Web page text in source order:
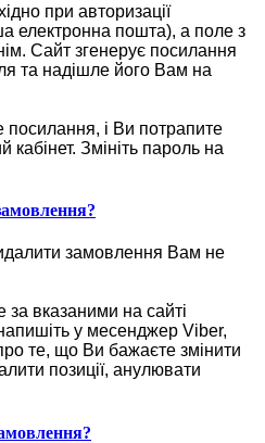
при авторизації
електронна пошта), а поле з
Сайт згенерує посилання
та надішле його Вам на
посилання, і Ви потрапите
кабінет. Змініть пароль на
замовлення Вам не
за вказаними на сайті
у месенджер Viber,
те, що Ви бажаєте змінити
позиції, анулювати